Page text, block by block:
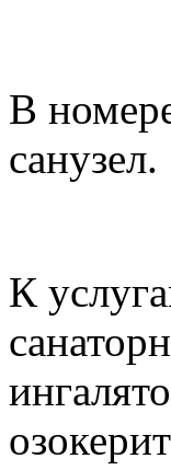
В
санузел.
К